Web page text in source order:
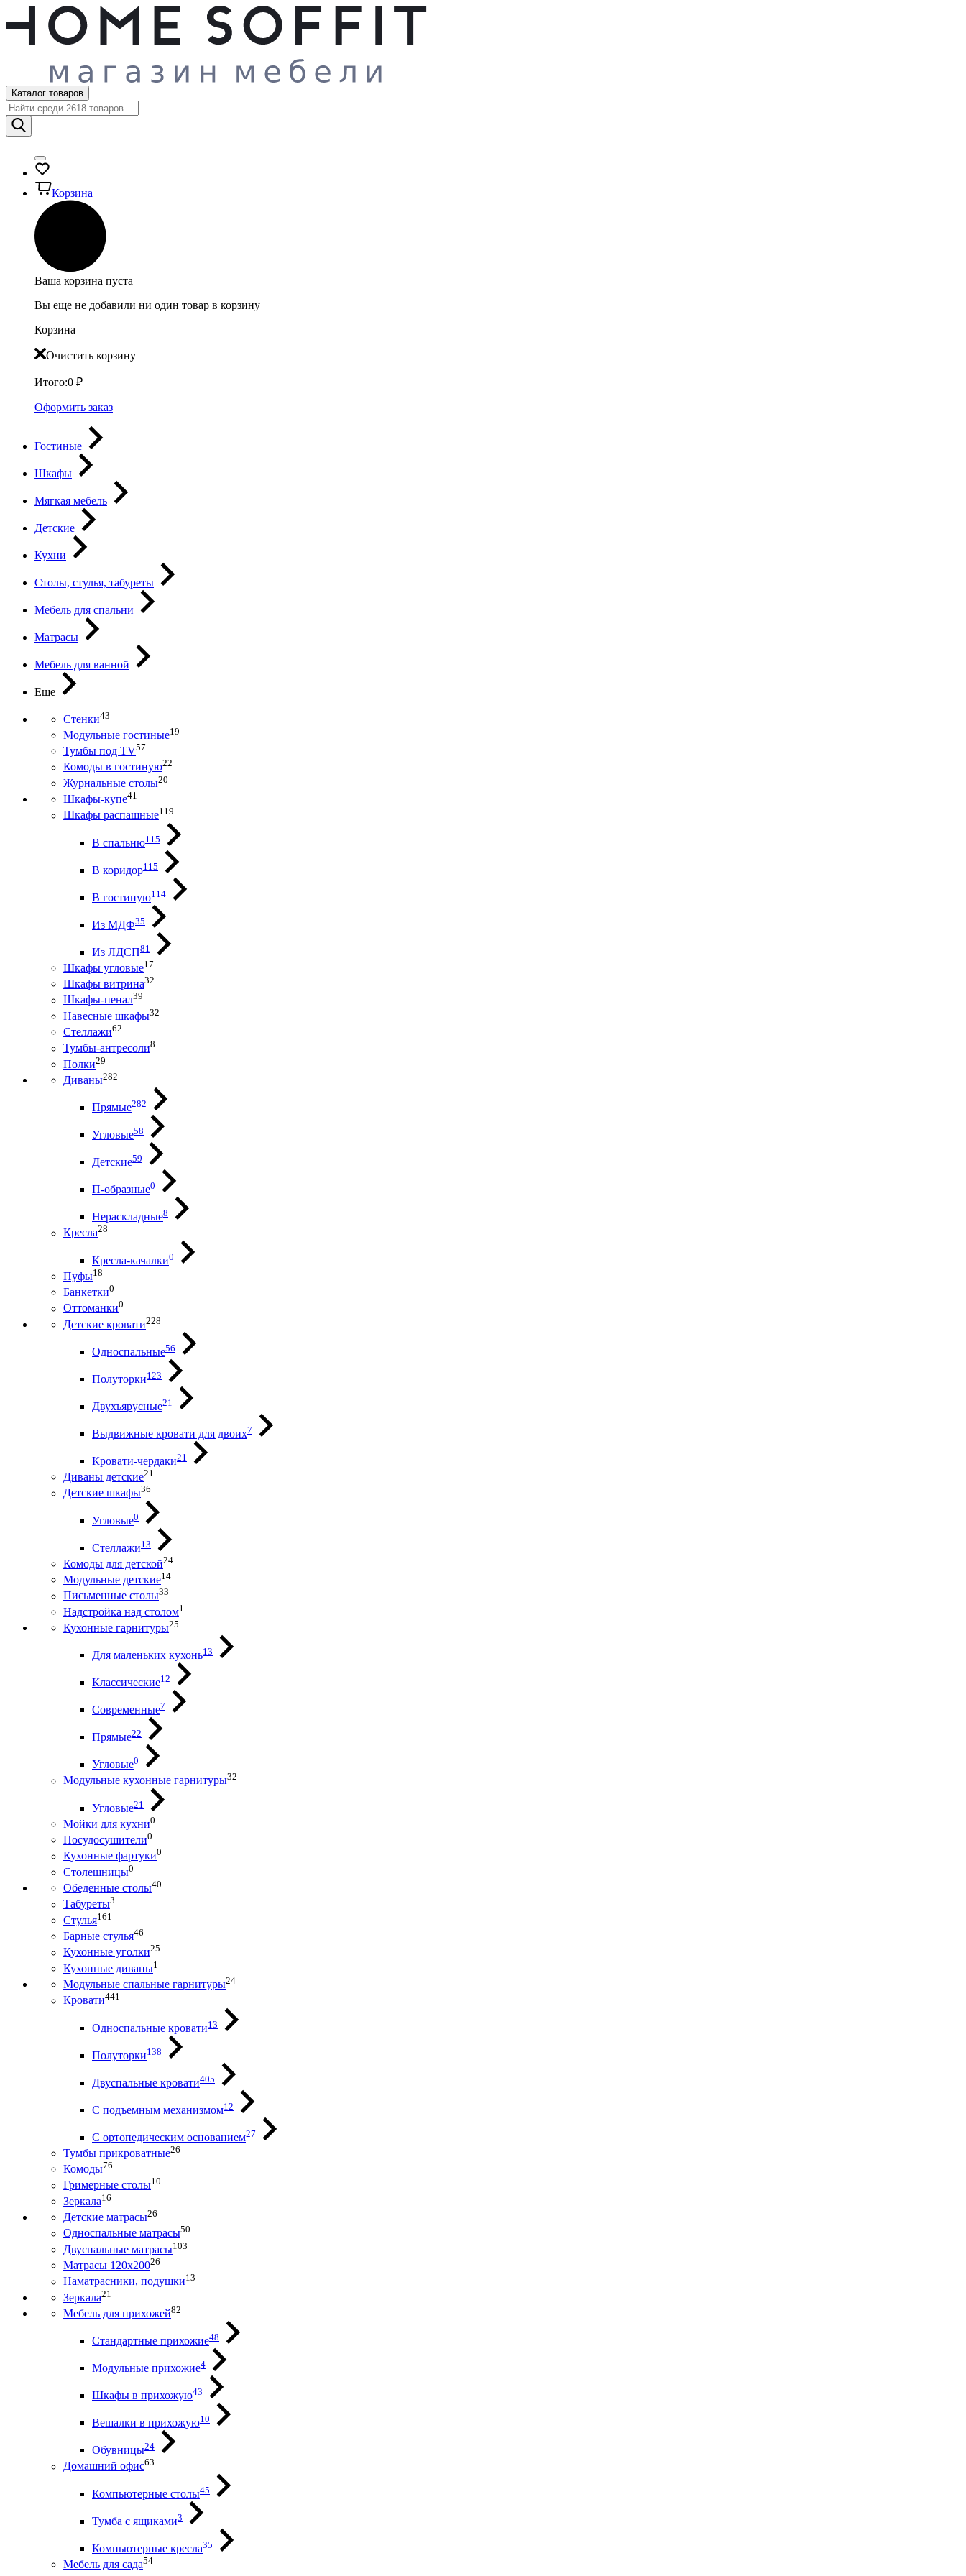
Каталог товаров
Корзина
Ваша корзина пуста
Вы еще не добавили ни один товар в корзину
Корзина
Очистить корзину
Итого:0 ₽
Оформить заказ
Гостиные
Шкафы
Мягкая мебель
Детские
Кухни
Столы, стулья, табуреты
Мебель для спальни
Матрасы
Мебель для ванной
Еще
Стенки43
Модульные гостиные19
Тумбы под ТV57
Комоды в гостиную22
Журнальные столы20
Шкафы-купе41
Шкафы распашные119
В спальню115
В коридор115
В гостиную114
Из МДФ35
Из ЛДСП81
Шкафы угловые17
Шкафы витрина32
Шкафы-пенал39
Навесные шкафы32
Стеллажи62
Тумбы-антресоли8
Полки29
Диваны282
Прямые282
Угловые58
Детские59
П-образные0
Нераскладные8
Кресла28
Кресла-качалки0
Пуфы18
Банкетки0
Оттоманки0
Детские кровати228
Односпальные56
Полуторки123
Двухъярусные21
Выдвижные кровати для двоих7
Кровати-чердаки21
Диваны детские21
Детские шкафы36
Угловые0
Стеллажи13
Комоды для детской24
Модульные детские14
Письменные столы33
Надстройка над столом1
Кухонные гарнитуры25
Для маленьких кухонь13
Классические12
Современные7
Прямые22
Угловые0
Модульные кухонные гарнитуры32
Угловые21
Мойки для кухни0
Посудосушители0
Кухонные фартуки0
Столешницы0
Обеденные столы40
Табуреты3
Стулья161
Барные стулья46
Кухонные уголки25
Кухонные диваны1
Модульные спальные гарнитуры24
Кровати441
Односпальные кровати13
Полуторки138
Двуспальные кровати405
С подъемным механизмом12
С ортопедическим основанием27
Тумбы прикроватные26
Комоды76
Гримерные столы10
Зеркала16
Детские матрасы26
Односпальные матрасы50
Двуспальные матрасы103
Матрасы 120х20026
Наматрасники, подушки13
Зеркала21
Мебель для прихожей82
Стандартные прихожие48
Модульные прихожие4
Шкафы в прихожую43
Вешалки в прихожую10
Обувницы24
Домашний офис63
Компьютерные столы45
Тумба с ящиками3
Компьютерные кресла35
Мебель для сада54